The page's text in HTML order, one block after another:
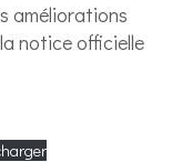
améliorations
notice officielle